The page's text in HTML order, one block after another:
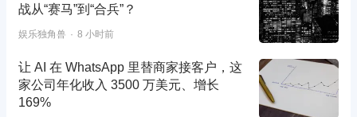
战从“赛马”到“合兵”？
娱乐独角兽 8 小时前
让 AI 在 WhatsApp 里替商家接客户，这
家公司年化收入 3500 万美元、增长
169%